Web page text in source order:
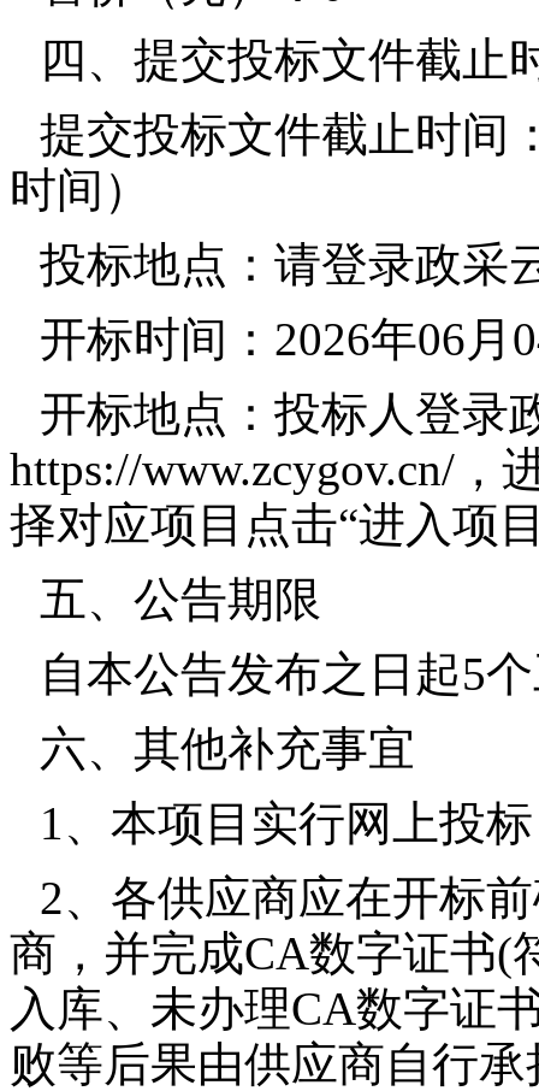
四、提交投标文件截止
提交投标文件截止时间
时间）
投标地点：请登录政采
开标时间：2026年06月
开标地点：投标人登录
https://www.zcygov.cn/
择对应项目点击“进入项
五、公告期限
自本公告发布之日起5
六、其他补充事宜
1、本项目实行网上投
2、各供应商应在开标
商，并完成CA数字证书(
入库、未办理CA数字证
败等后果由供应商自行